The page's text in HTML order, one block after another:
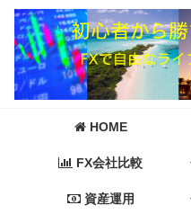
HOME
FX会社比較
資産運用